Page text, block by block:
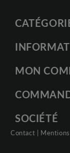
MON
SOCIÉTÉ
Contact |